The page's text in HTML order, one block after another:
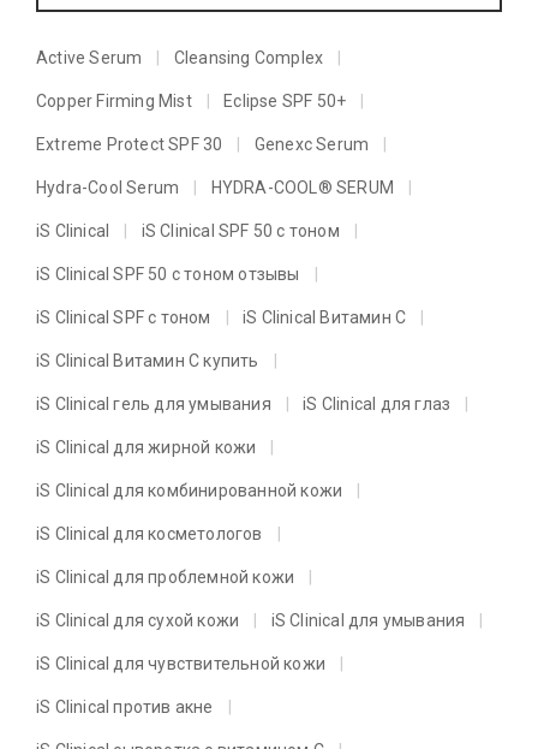
Active Serum Cleansing Complex
Copper Firming Mist Eclipse SPF 50+
Extreme Protect SPF 30 Genexc Serum
Hydra-Cool Serum HYDRA-COOL® SERUM
iS Clinical iS Clinical SPF 50 с тоном
iS Clinical SPF 50 с тоном отзывы
iS Clinical SPF с тоном iS Clinical Витамин C
iS Clinical Витамин C купить
iS Clinical гель для умывания iS Clinical для глаз
iS Clinical для жирной кожи
iS Clinical для комбинированной кожи
iS Clinical для косметологов
iS Clinical для проблемной кожи
iS Clinical для сухой кожи iS Clinical для умывания
iS Clinical для чувствительной кожи
iS Clinical против акне